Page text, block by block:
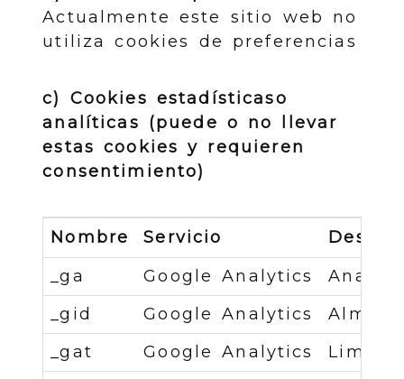
Actualmente este sitio web no
utiliza cookies de preferencias
c) Cookies estadísticaso
analíticas (puede o no llevar
estas cookies y requieren
consentimiento)
Nombre Servicio
_ga
Google Analytics
_gid
Google Analytics
_gat
Google Analytics
Limita